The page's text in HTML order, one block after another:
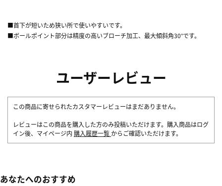
■首下が短いため狭い所で使いやすいです。
■ボールポイント部分は精度の高いブローチ加工、最大傾斜角30°です。
ユーザーレビュー
この商品に寄せられたカスタマーレビューはまだありません。
レビューはこの商品を購入した方のみ投稿いただけます。購入商品はログ
イン後、マイページ内 購入履歴一覧 からご確認いただけます。
あなたへのおすすめ